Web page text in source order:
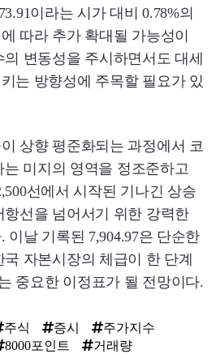
이라는 시가 대비 0.78%의
따라 추가 확대될 가능성이
변동성을 주시하면서도 대세
는 방향성에 주목할 필요가 있
상향 평준화되는 과정에서 코
는 미지의 영역을 정조준하고
선에서 시작된 기나긴 상승
선을 넘어서기 위한 강력한
이날 기록된 7,904.97은 단순한
자본시장의 체급이 한 단계
중요한 이정표가 될 전망이다.
주식 증시
주가지수
8000포인트
거래량